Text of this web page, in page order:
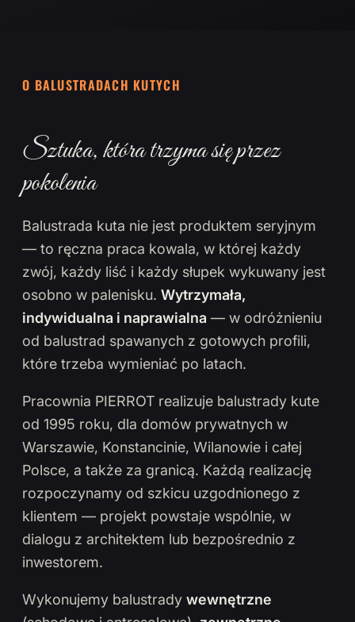
O BALUSTRADACH KUTYCH
Sztuka, która trzyma się przez
pokolenia
Balustrada kuta nie jest produktem seryjnym
— to ręczna praca kowala, w której każdy
zwój, każdy liść i każdy słupek wykuwany jest
osobno w palenisku. Wytrzymała,
indywidualna i naprawialna — w odróżnieniu
od balustrad spawanych z gotowych profili,
które trzeba wymieniać po latach.
Pracownia PIERROT realizuje balustrady kute
od 1995 roku, dla domów prywatnych w
Warszawie, Konstancinie, Wilanowie i całej
Polsce, a także za granicą. Każdą realizację
rozpoczynamy od szkicu uzgodnionego z
klientem — projekt powstaje wspólnie, w
dialogu z architektem lub bezpośrednio z
inwestorem.
Wykonujemy balustrady wewnętrzne